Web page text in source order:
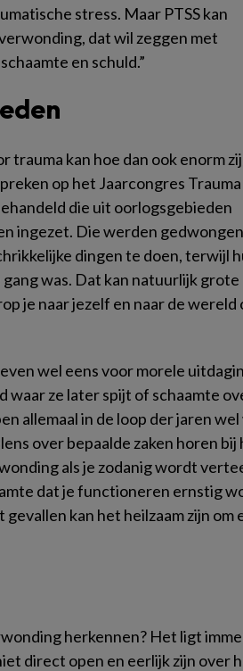
stress. Maar PTSS kan
dat wil zeggen met
en schuld.”
trauma kan hoe dan ook enorm
op het Jaarcongres
die uit oorlogsgebieden
ingezet. Die werden
dingen te doen, terwijl
was. Dat kan natuurlijk grote
je naar jezelf en naar de wereld
wel eens voor morele
waar ze later spijt of schaamte
allemaal in de loop der jaren
over bepaalde zaken horen bij
als je zodanig wordt
dat je functioneren ernstig
kan het heilzaam zijn om
herkennen? Het ligt
direct open en eerlijk zijn over